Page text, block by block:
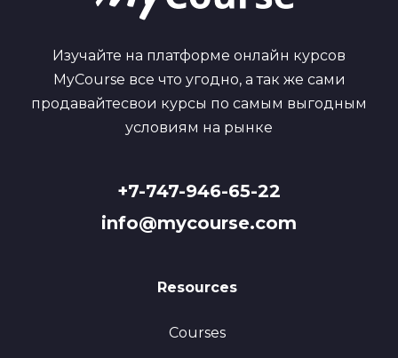
Изучайте на платформе онлайн курсов
MyCourse все что угодно, а так же сами
продавайтесвои курсы по самым выгодным
условиям на рынке
+7-747-946-65-22
info@mycourse.com
Resources
Courses